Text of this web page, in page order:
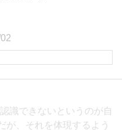
識できないというのが自
が、それを体現するよう